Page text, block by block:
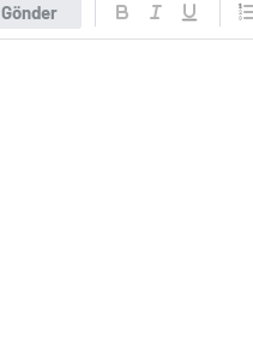
Gönder